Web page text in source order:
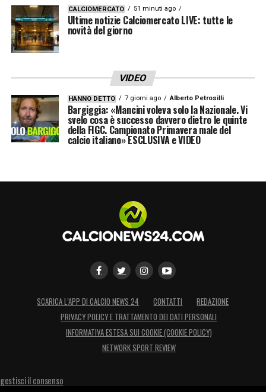
CALCIOMERCATO 51 minuti ago
Ultime notizie Calciomercato LIVE: tutte le
novità del giorno
VIDEO
HANNO DETTO 7 giorni ago Alberto Petrosilli
Bargiggia: «Mancini voleva solo la Nazionale. Vi
svelo cosa è successo davvero dietro le quinte
della FIGC. Campionato Primavera male del
calcio italiano» ESCLUSIVA e VIDEO
SCARICA L’APP DI CALCIO NEWS 24 CONTATTI
REDAZIONE
PRIVACY POLICY E TRATTAMENTO DEI DATI PERSONALI
INFORMATIVA ESTESA SUI COOKIE (COOKIE POLICY)
NETWORK SPORT REVIEW
gestisci il consenso